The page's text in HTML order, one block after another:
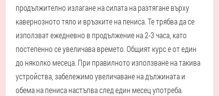
продължително излагане на силата на разтягане върху
кавернозното тяло и връзките на пениса. Те трябва да се
използват ежедневно в продължение на 2-3 часа, като
постепенно се увеличава времето. Общият курс е от един
до няколко месеца. При правилното използване на такива
устройства, забележимо увеличаване на дължината и
обема на пениса настъпва след един месец употреба.